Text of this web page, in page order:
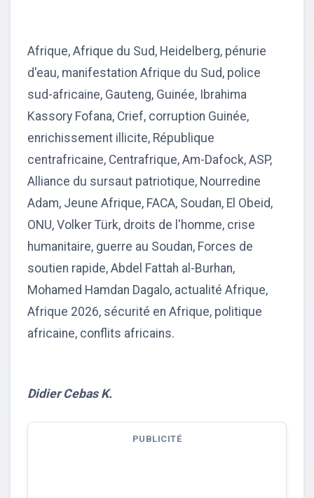
Afrique, Afrique du Sud, Heidelberg, pénurie
d'eau, manifestation Afrique du Sud, police
sud-africaine, Gauteng, Guinée, Ibrahima
Kassory Fofana, Crief, corruption Guinée,
enrichissement illicite, République
centrafricaine, Centrafrique, Am-Dafock, ASP,
Alliance du sursaut patriotique, Nourredine
Adam, Jeune Afrique, FACA, Soudan, El Obeid,
ONU, Volker Türk, droits de l'homme, crise
humanitaire, guerre au Soudan, Forces de
soutien rapide, Abdel Fattah al-Burhan,
Mohamed Hamdan Dagalo, actualité Afrique,
Afrique 2026, sécurité en Afrique, politique
africaine, conflits africains.
Didier Cebas K.
PUBLICITÉ